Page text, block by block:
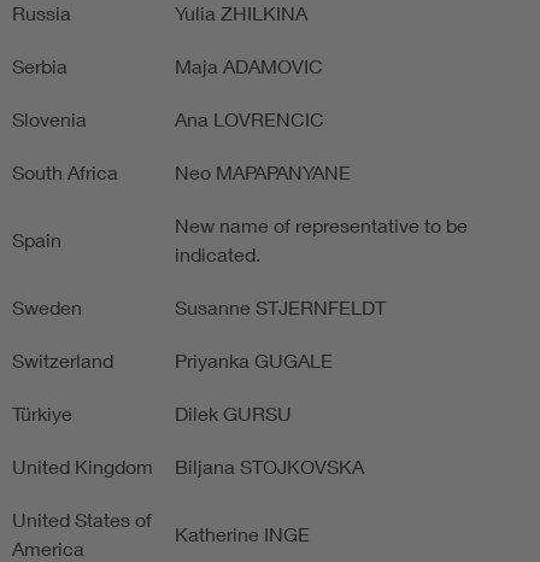
Russia Yulia ZHILKINA
Serbia Maja ADAMOVIC
Slovenia Ana LOVRENCIC
South Africa Neo MAPAPANYANE
Spain
New name of representative to be
indicated.
Sweden Susanne STJERNFELDT
Switzerland Priyanka GUGALE
Türkiye Dilek GURSU
United Kingdom Biljana STOJKOVSKA
United States of
America
Katherine INGE